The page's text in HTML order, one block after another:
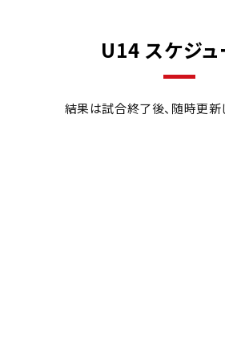
U14 スケジ
結果は試合終了後、随時更新